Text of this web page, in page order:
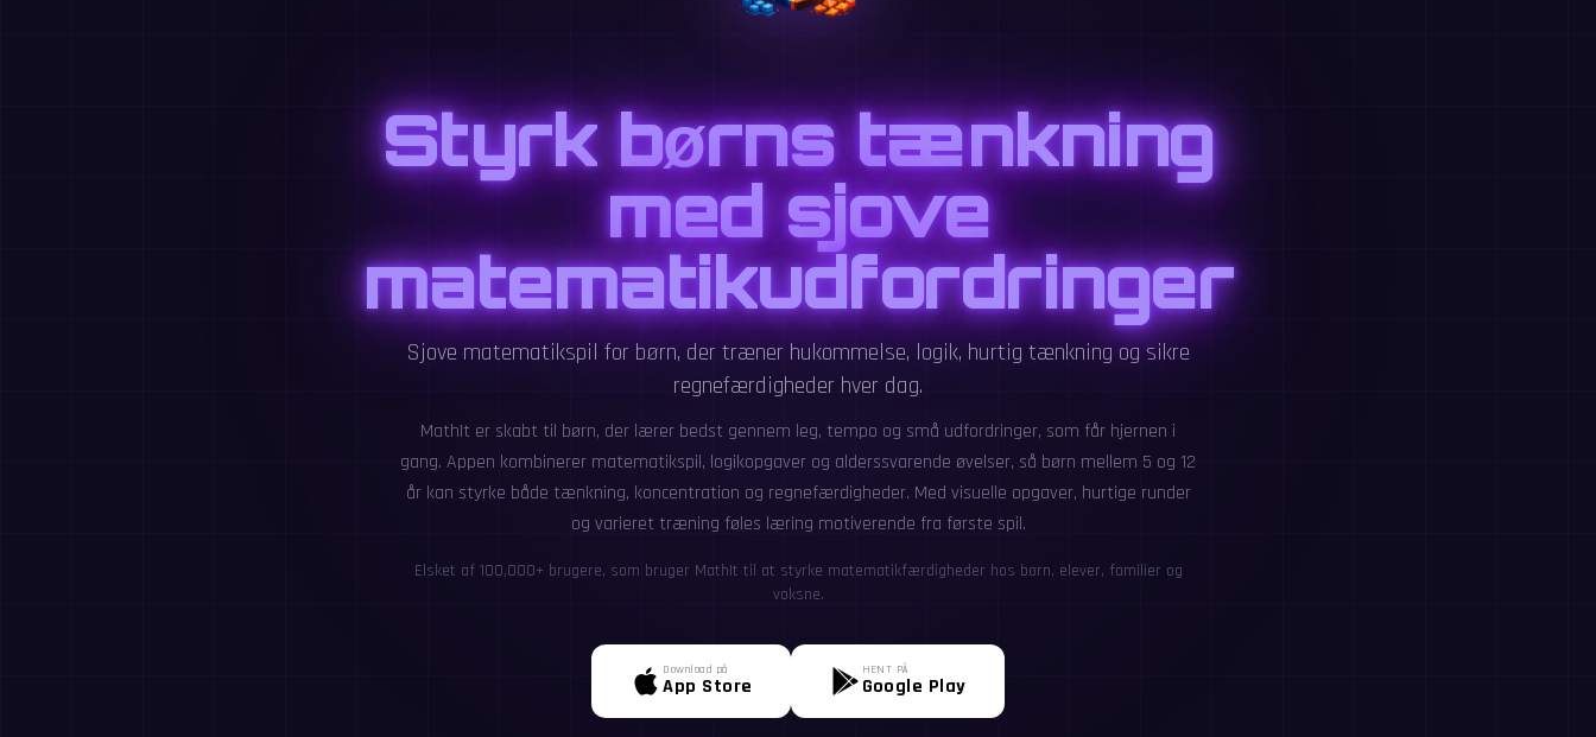
Styrk børns tænkning
med sjove
matematikudfordringer
Sjove matematikspil for børn, der træner hukommelse, logik, hurtig tænkning og sikre
regnefærdigheder hver dag.
MathIt er skabt til børn, der lærer bedst gennem leg, tempo og små udfordringer, som får hjernen i
gang. Appen kombinerer matematikspil, logikopgaver og alderssvarende øvelser, så børn mellem 5 og 12
år kan styrke både tænkning, koncentration og regnefærdigheder. Med visuelle opgaver, hurtige runder
og varieret træning føles læring motiverende fra første spil.
Elsket af 100,000+ brugere, som bruger MathIt til at styrke matematikfærdigheder hos børn, elever, familier og
voksne.
Download på
App Store
HENT PÅ
Google Play